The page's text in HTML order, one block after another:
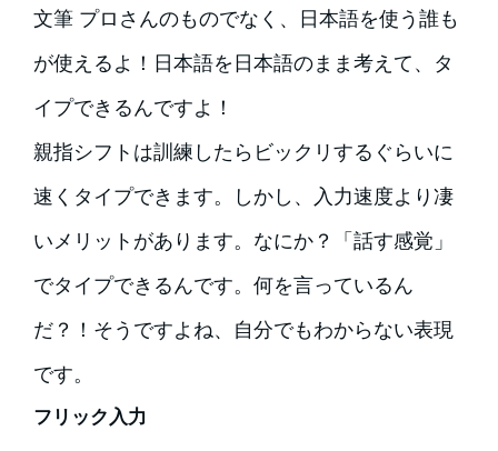
文筆 プロさんのものでなく、日本語を使う誰も
が使えるよ！日本語を日本語のまま考えて、タ
イプできるんですよ！
親指シフトは訓練したらビックリするぐらいに
速くタイプできます。しかし、入力速度より凄
いメリットがあります。なにか？「話す感覚」
でタイプできるんです。何を言っているん
だ？！そうですよね、自分でもわからない表現
です。
フリック入力